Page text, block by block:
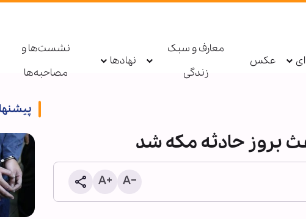
عکس
معارف و سبک
زندگی
نهادها
نشست‌ها و
مصاحبه‌ها
بروز حادثه مکه شد